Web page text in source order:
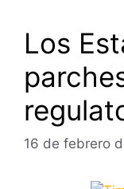
Los
16 de febrero